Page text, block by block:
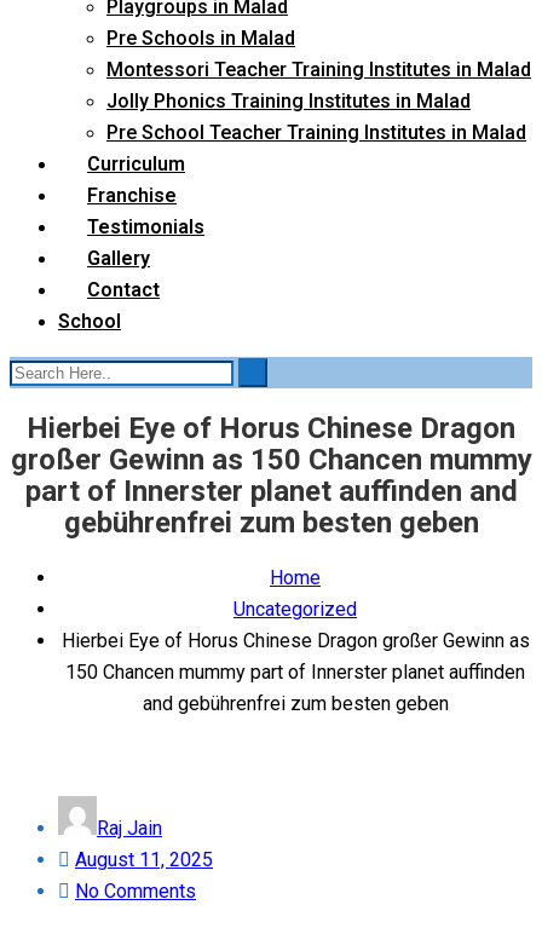
Playgroups in Malad
Pre Schools in Malad
Montessori Teacher Training Institutes in Malad
Jolly Phonics Training Institutes in Malad
Pre School Teacher Training Institutes in Malad
Curriculum
Franchise
Testimonials
Gallery
Contact
School
Hierbei Eye of Horus Chinese Dragon
großer Gewinn as 150 Chancen mummy
part of Innerster planet auffinden and
gebührenfrei zum besten geben
Home
Uncategorized
Hierbei Eye of Horus Chinese Dragon großer Gewinn as
150 Chancen mummy part of Innerster planet auffinden
and gebührenfrei zum besten geben
Raj Jain
Posted
on
August 11, 2025
No Comments